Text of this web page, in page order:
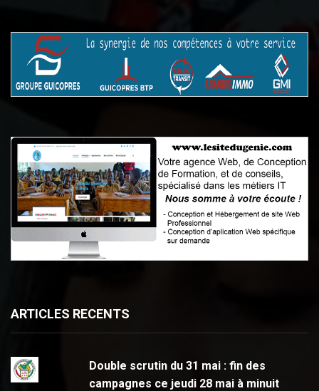
ARTICLES RECENTS
Double scrutin du 31 mai : fin des
campagnes ce jeudi 28 mai à minuit